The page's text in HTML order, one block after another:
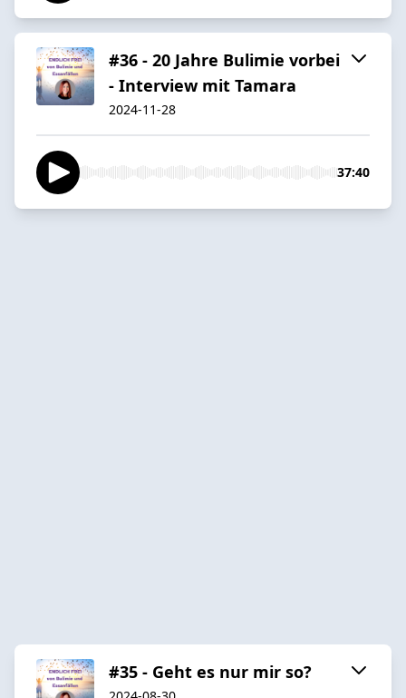
#36 - 20 Jahre Bulimie vorbei
- Interview mit Tamara
2024-11-28
37:40
#35 - Geht es nur mir so?